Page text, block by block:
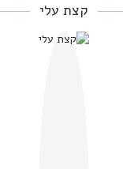
קצת עלי